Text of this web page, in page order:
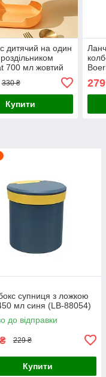
дитячий на один
700 мл жовтий
330 ₴
Купити
279
супниця з ложкою
мл синя (LB-88054)
до відправки
₴ 229 ₴
Купити